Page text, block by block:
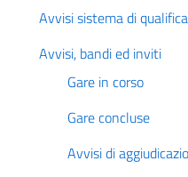
Avvisi sistema di
Avvisi, bandi ed inviti
Gare in corso
Gare concluse
Avvisi di